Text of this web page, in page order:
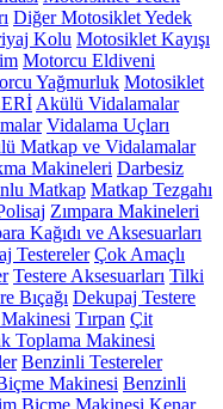
Diğer Motosiklet Yedek
Kolu Motosiklet Kayışı
Motorcu Eldiveni
Yağmurluk Motosiklet
Akülü Vidalamalar
Vidalama Uçları
Matkap ve Vidalamalar
Makineleri Darbesiz
Matkap Matkap Tezgahı
Zımpara Makineleri
Kağıdı ve Aksesuarları
Testereler Çok Amaçlı
Testere Aksesuarları Tilki
Bıçağı Dekupaj Testere
Tırpan Çit
Toplama Makinesi
Benzinli Testereler
Makinesi Benzinli
Biçme Makinesi Kenar